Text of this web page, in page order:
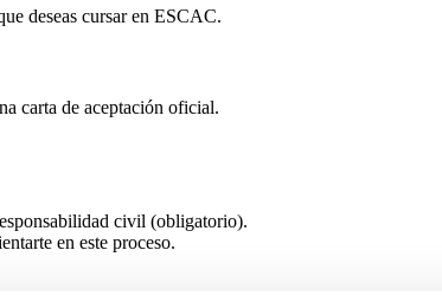
deseas cursar en ESCAC.
carta de aceptación oficial.
civil (obligatorio).
en este proceso.